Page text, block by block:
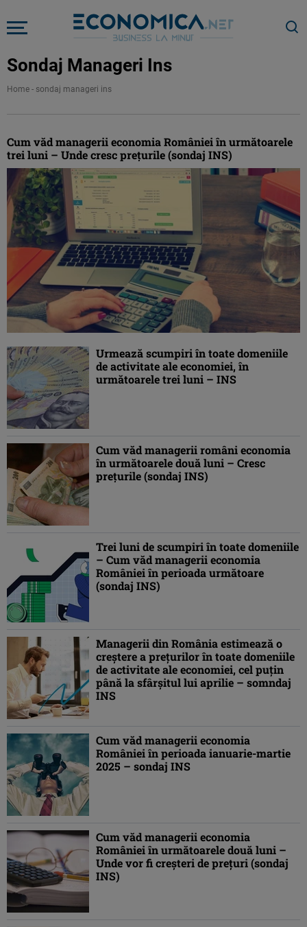
Sondaj Manageri Ins
Home - sondaj manageri ins
Cum văd managerii economia României în următoarele
trei luni – Unde cresc preţurile (sondaj INS)
Urmează scumpiri în toate domeniile
de activitate ale economiei, în
următoarele trei luni – INS
Cum văd managerii români economia
în următoarele două luni – Cresc
preţurile (sondaj INS)
Trei luni de scumpiri în toate domeniile
– Cum văd managerii economia
României în perioada următoare
(sondaj INS)
Managerii din România estimează o
creştere a preţurilor în toate domeniile
de activitate ale economiei, cel puţin
până la sfârșitul lui aprilie – somndaj
INS
Cum văd managerii economia
României în perioada ianuarie-martie
2025 – sondaj INS
Cum văd managerii economia
României în următoarele două luni –
Unde vor fi creşteri de preţuri (sondaj
INS)